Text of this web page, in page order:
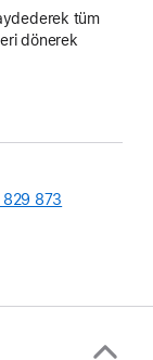
tüm
dönerek
873